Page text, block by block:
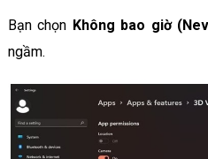
Bạn chọn Không bao giờ
ngầm.